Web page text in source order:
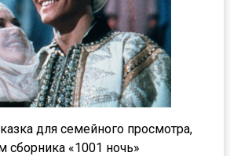
для семейного просмотра,
сборника «1001 ночь»